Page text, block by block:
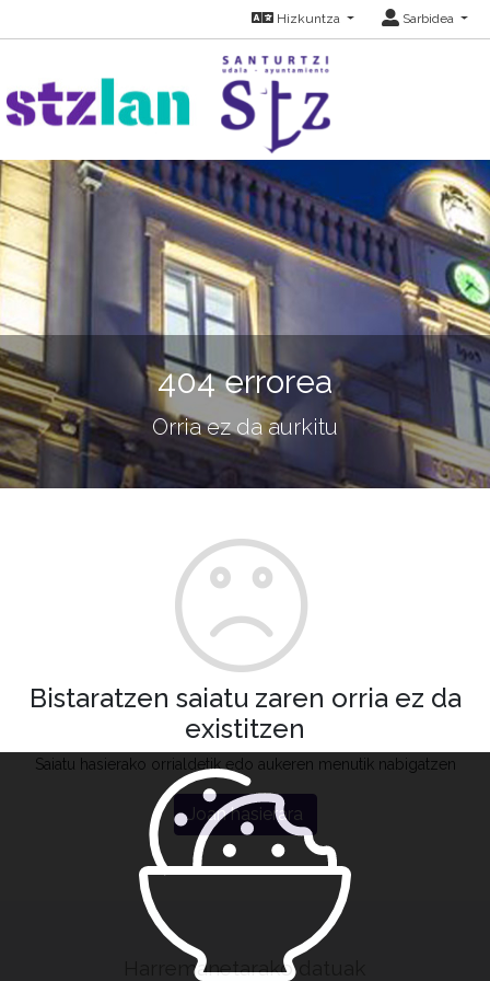
Hizkuntza Sarbidea
404 errorea
Orria ez da aurkitu
Bistaratzen saiatu zaren orria ez da
existitzen
Saiatu hasierako orrialdetik edo aukeren menutik nabigatzen
Joan hasierara
Harremanetarako datuak